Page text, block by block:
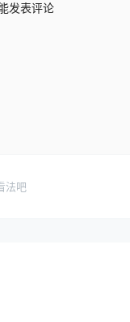
发表评论
法吧